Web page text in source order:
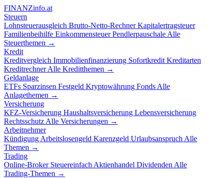
FINANZinfo.at
Steuern
Lohnsteuerausgleich Brutto-Netto-RechnerKapitalertragsteuer
Familienbeihilfe EinkommensteuerPendlerpauschale Alle
Steuerthemen →
Kredit
Kreditvergleich Immobilienfinanzierung Sofortkredit Kreditarten
KreditrechnerAlle Kreditthemen →
Geldanlage
ETFs Sparzinsen Festgeld Kryptowährung Fonds Alle
Anlagethemen →
Versicherung
KFZ-Versicherung Haushaltsversicherung Lebensversicherung
Rechtsschutz Alle Versicherungen →
Arbeitnehmer
Kündigung Arbeitslosengeld Karenzgeld Urlaubsanspruch Alle
Themen →
Trading
Online-Broker Steuereinfach Aktienhandel Dividenden Alle
Trading-Themen →